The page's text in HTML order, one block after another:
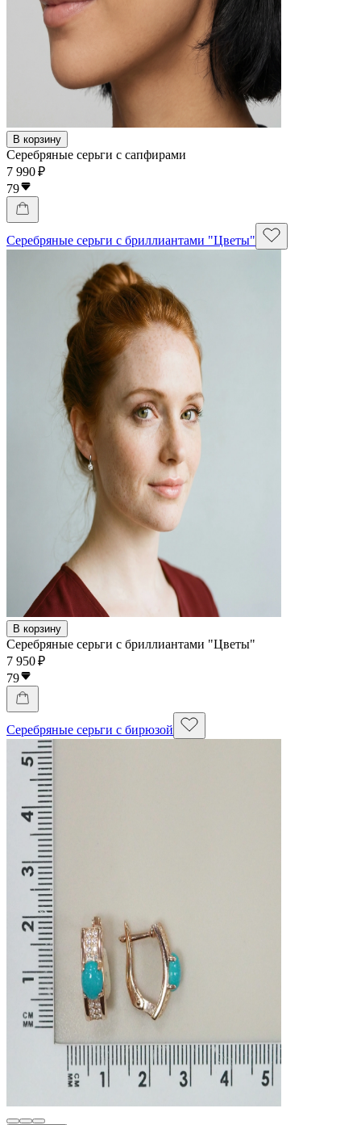
В корзину
Серебряные серьги с сапфирами
7 990 ₽
79
Серебряные серьги с бриллиантами "Цветы"
В корзину
Серебряные серьги с бриллиантами "Цветы"
7 950 ₽
79
Серебряные серьги с бирюзой